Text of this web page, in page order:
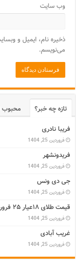
وب‌ سایت
ذخیره نام، ایمیل و
می‌نویسم.
تازه چه خبر؟ محبوب
فریبا نادری
فروردین 25, 1404
فریدونشهر
فروردین 25, 1404
جی دی ونس
فروردین 25, 1404
قیمت طلای ۱۸عیار ۲۵ فروردین ۱۴۰۴
فروردین 25, 1404
غریب آبادی
فروردین 25, 1404